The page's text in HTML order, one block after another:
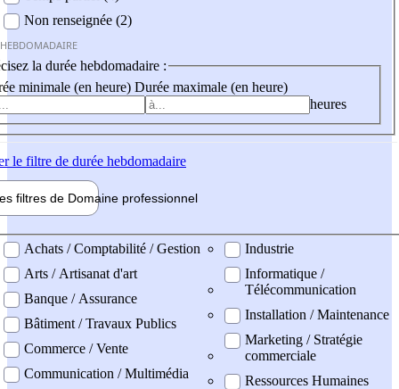
Non renseignée (2)
la durée hebdomadaire :
minimale (en heure) Durée maximale (en heure)
heures
le filtre de durée hebdomadaire
filtres de Domaine professionnel
professionel
Achats / Comptabilité / Gestion
Arts / Artisanat d'art
Banque / Assurance
Bâtiment / Travaux Publics
Commerce / Vente
Communication / Multimédia
Industrie
Informatique /
Télécommunication
Installation / Maintenance
Marketing / Stratégie
commerciale
Ressources Humaines